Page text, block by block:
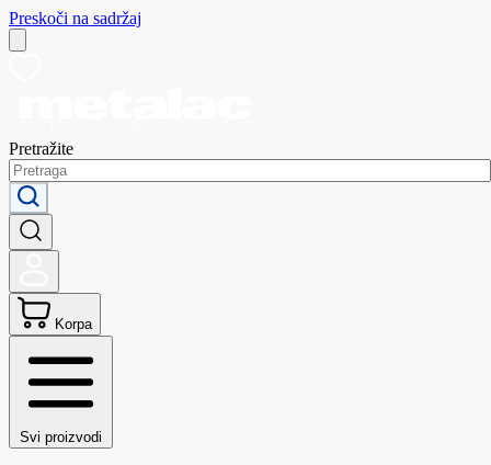
Preskoči na sadržaj
Pretražite
Korpa
Svi proizvodi